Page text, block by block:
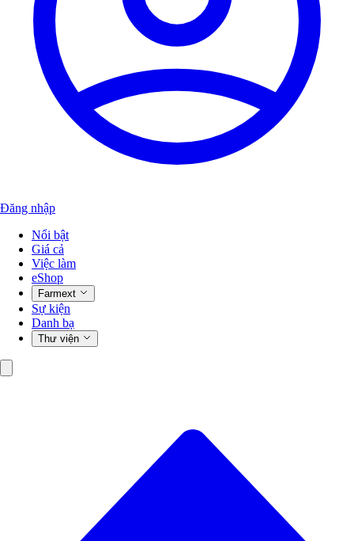
Đăng nhập
Nổi bật
Giá cả
Việc làm
eShop
Farmext
Sự kiện
Danh bạ
Thư viện